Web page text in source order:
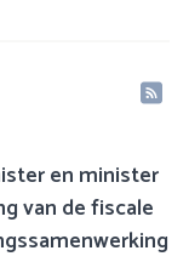
en minister
van de fiscale